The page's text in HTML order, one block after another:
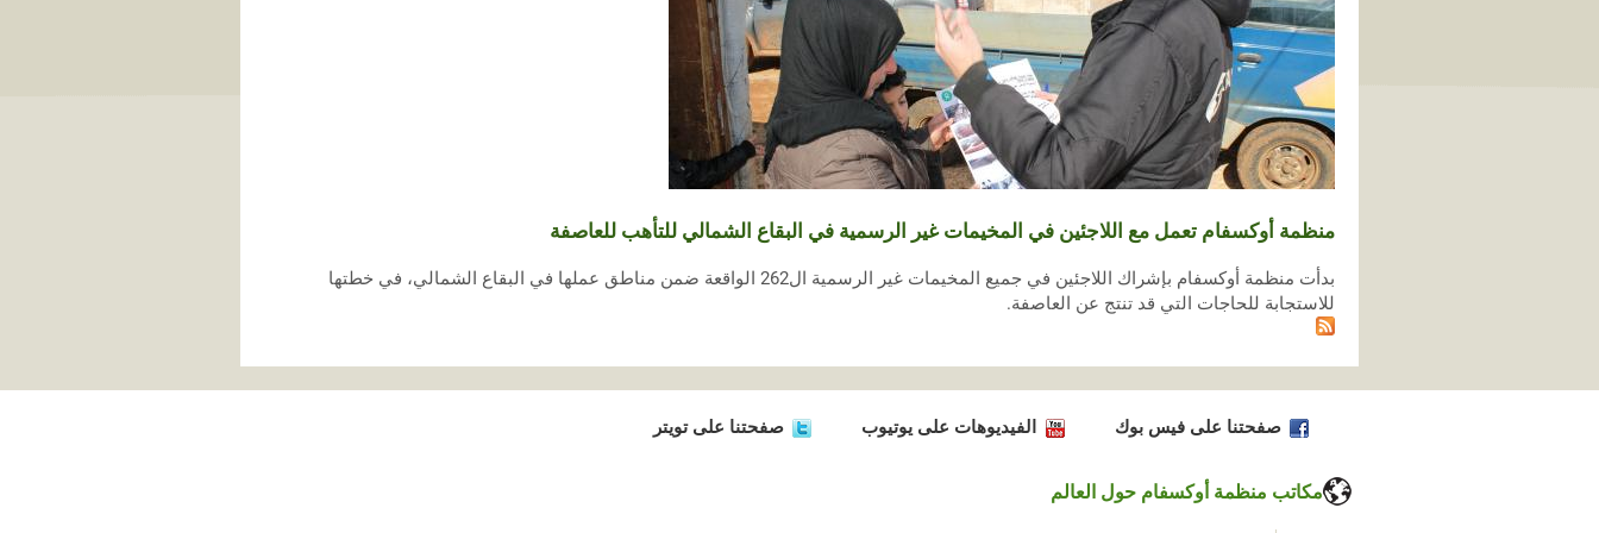
منظمة أوكسفام تعمل مع اللاجئين في المخيمات غير الرسمية في البقاع الشمالي للتأهب للعاصفة
بدأت منظمة أوكسفام بإشراك اللاجئين في جميع المخيمات غير الرسمية ال262 الواقعة ضمن مناطق عملها في البقاع الشمالي، في خطتها
للاستجابة للحاجات التي قد تنتج عن العاصفة.
صفحتنا على فيس بوك الفيديوهات على يوتيوب صفحتنا على تويتر
مكاتب منظمة أوكسفام حول العالم